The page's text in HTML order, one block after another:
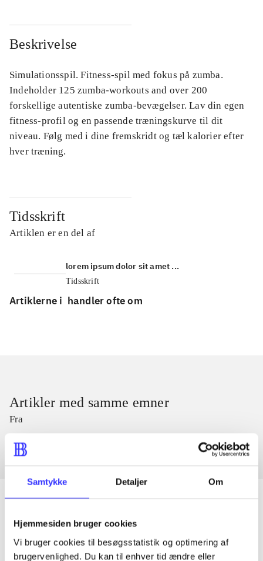
Samtykke Detaljer Om
Hjemmesiden bruger cookies
Vi bruger cookies til besøgsstatistik og optimering af
brugervenlighed. Du kan til enhver tid ændre eller
Beskrivelse
Simulationsspil. Fitness-spil med fokus på zumba.
Indeholder 125 zumba-workouts and over 200
forskellige autentiske zumba-bevægelser. Lav din egen
fitness-profil og en passende træningskurve til dit
niveau. Følg med i dine fremskridt og tæl kalorier efter
hver træning.
Tidsskrift
Artiklen er en del af
lorem ipsum dolor sit amet ...
Tidsskrift
Artiklerne i handler ofte om
Artikler med samme emner
Fra
Artikler
Alle registrerede artikler fordelt på udgivelser